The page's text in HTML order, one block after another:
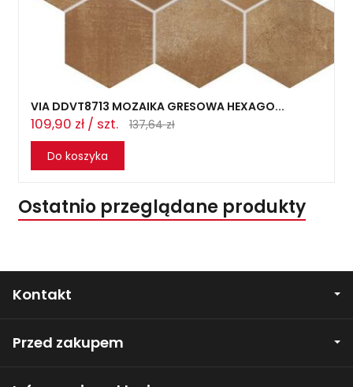
VIA DDVT8713 MOZAIKA GRESOWA HEXAGO...
109,90 zł / szt.
137,64 zł
Do koszyka
Ostatnio przeglądane produkty
Kontakt
Przed zakupem